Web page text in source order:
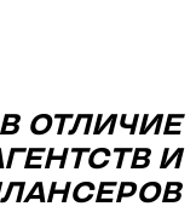
ОТЛИЧИЕ
И